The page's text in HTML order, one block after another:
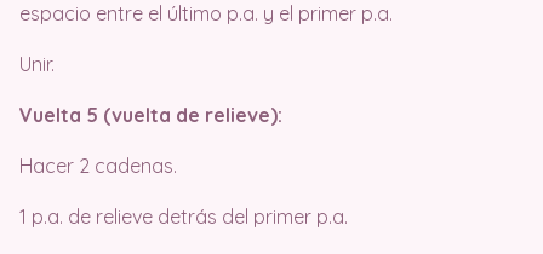
espacio entre el último p.a. y el primer p.a.
Unir.
Vuelta 5 (vuelta de relieve):
Hacer 2 cadenas.
1 p.a. de relieve detrás del primer p.a.